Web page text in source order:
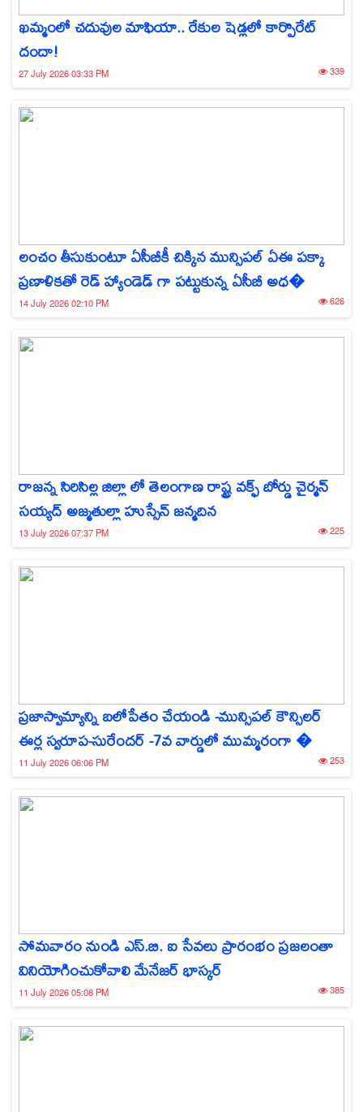
ఖమ్మంలో చదువుల మాఫియా.. రేకుల షెడ్లలో కార్పొరేట్
దందా!
27 July 2026 03:33 PM 339
లంచం తీసుకుంటూ ఏసీబీకీ చిక్కిన మున్సిపల్ ఏఈ పక్కా
ప్రణాళికతో రెడ్ హ్యాండెడ్ గా పట్టుకున్న ఏసీబీ అధ�
14 July 2026 02:10 PM 626
రాజన్న సిరిసిల్ల జిల్లా లో తెలంగాణ రాష్ట్ర వక్ఫ్ బోర్డు చైర్మన్
సయ్యద్ అజ్మతుల్లా హుస్సేన్ జన్మదిన
13 July 2026 07:37 PM 225
ప్రజాస్వామ్యాన్ని బలోపేతం చేయండి -మున్సిపల్ కౌన్సిలర్
ఈర్ల స్వరూప-సురేందర్ -7వ వార్డులో ముమ్మరంగా �
11 July 2026 06:06 PM 253
సోమవారం నుండి ఎస్.బి. ఐ సేవలు ప్రారంభం ప్రజలంతా
వినియోగించుకోవాలి మేనేజర్ భాస్కర్
11 July 2026 05:08 PM 385